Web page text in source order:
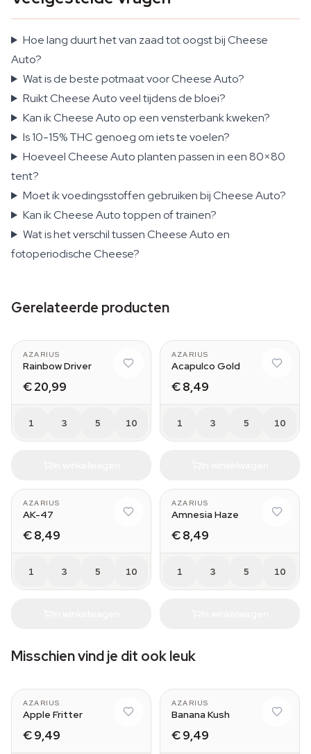
Hoe lang duurt het van zaad tot oogst bij Cheese
Auto?
Wat is de beste potmaat voor Cheese Auto?
Ruikt Cheese Auto veel tijdens de bloei?
Kan ik Cheese Auto op een vensterbank kweken?
Is 10-15% THC genoeg om iets te voelen?
Hoeveel Cheese Auto planten passen in een 80×80
tent?
Moet ik voedingsstoffen gebruiken bij Cheese Auto?
Kan ik Cheese Auto toppen of trainen?
Wat is het verschil tussen Cheese Auto en
fotoperiodische Cheese?
Gerelateerde producten
AZARIUS
Rainbow Driver
€ 20,99
1 3 5 10
AZARIUS
Acapulco Gold
€ 8,49
1 3 5 10
AZARIUS
AK-47
€ 8,49
1 3 5 10
AZARIUS
Amnesia Haze
€ 8,49
1 3 5 10
Misschien vind je dit ook leuk
AZARIUS
Apple Fritter
€ 9,49
AZARIUS
Banana Kush
€ 9,49